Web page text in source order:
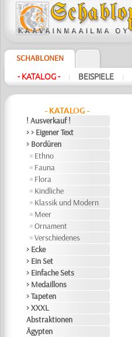
SCHABLONEN
- KATALOG - | BEISPIELE |
- KATALOG -
! Ausverkauf !
> > Eigener Text
> Bordüren
Ethno
Fauna
Flora
Kindliche
Klassik und Modern
Meer
Ornament
Verschiedenes
> Ecke
> Ein Set
> Einfache Sets
> Medaillons
> Tapeten
> XXXL
Abstraktionen
Ägypten